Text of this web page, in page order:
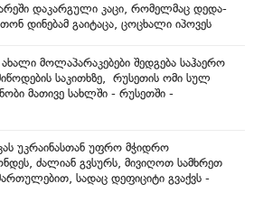
დაკარგული კაცი, რომელმაც დედა-
დინებამ გაიტაცა, ცოცხალი იპოვეს
მოლაპარაკებები შედგება საჰაერო
საკითხზე, რუსეთის ომი სულ
მათივე სახლში - რუსეთში -
უკრაინასთან უფრო მჭიდრო
ძალიან გვსურს, მივიღოთ სამხრეთ
სადაც დეფიციტი გვაქვს -